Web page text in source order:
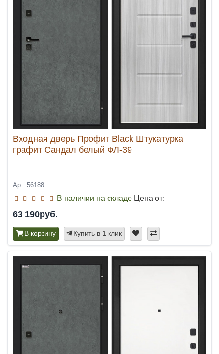
Входная дверь Профит Black Штукатурка
графит Сандал белый ФЛ-39
Арт. 56188
В наличии на складе Цена от:
63 190руб.
В корзину Купить в 1 клик